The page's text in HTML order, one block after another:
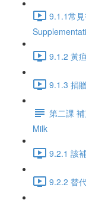
9.1.1常
9.1.2 黃
9.1.3 捐
第二課
Milk
9.2.1 該
9.2.2 替